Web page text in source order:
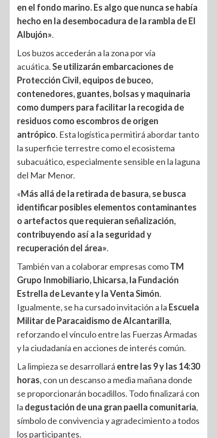
en el fondo marino. Es algo que nunca se había
hecho en la desembocadura de la rambla de El
Albujón».
Los buzos accederán a la zona por vía
acuática.Se utilizarán embarcaciones de
Protección Civil, equipos de buceo,
contenedores, guantes, bolsas y maquinaria
como dumpers para facilitar la recogida de
residuos como escombros de origen
antrópico. Esta logística permitirá abordar tanto
la superficie terrestre como el ecosistema
subacuático, especialmente sensible en la laguna
del Mar Menor.
«Más allá de la retirada de basura, se busca
identificar posibles elementos contaminantes
o artefactos que requieran señalización,
contribuyendo así a la seguridad y
recuperación del área».
También van a colaborar empresas comoTM
Grupo Inmobiliario, Lhicarsa, la Fundación
Estrella de Levante y la Venta Simón.
Igualmente, se ha cursado invitación a la Escuela
Militar de Paracaidismo de Alcantarilla,
reforzando el vínculo entre las Fuerzas Armadas
y la ciudadanía en acciones de interés común.
La limpieza se desarrollará entre las 9 y las 14:30
horas, con un descanso a media mañana donde
se proporcionarán bocadillos. Todo finalizará con
la degustación de una gran paella comunitaria,
símbolo de convivencia y agradecimiento a todos
los participantes.